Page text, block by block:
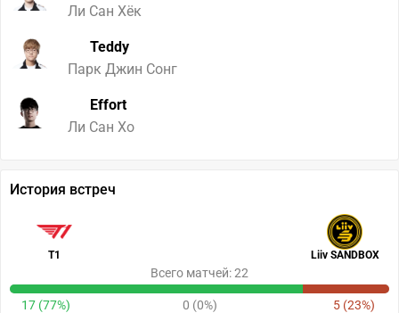
Ли Сан Хёк
Teddy
Парк Джин Сонг
Effort
Ли Сан Хо
История встреч
T1 Liiv SANDBOX
Всего матчей: 22
17 (77%) 0 (0%) 5 (23%)